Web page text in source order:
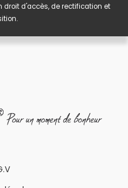
droit d'accès, de rectification et